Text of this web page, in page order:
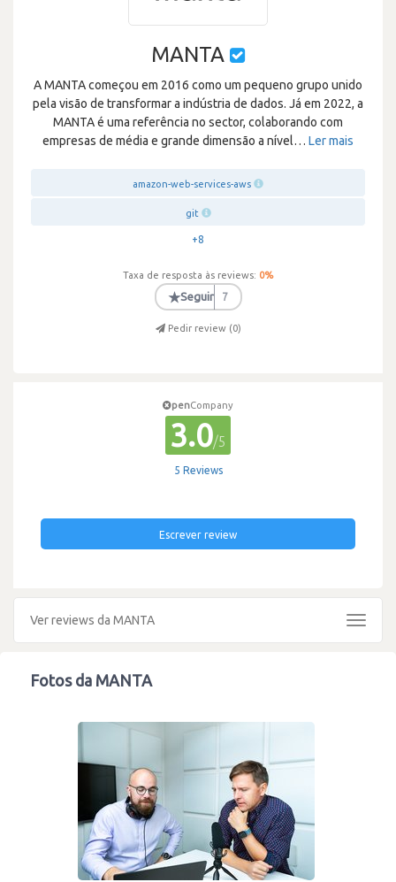
MANTA
A MANTA começou em 2016 como um pequeno grupo unido
pela visão de transformar a indústria de dados. Já em 2022, a
MANTA é uma referência no sector, colaborando com
empresas de média e grande dimensão a nível… Ler mais
amazon-web-services-aws
git
+8
Taxa de resposta às reviews: 0%
★Seguir 7
Pedir review (0)
penCompany
3.0/5
5 Reviews
Escrever review
Ver reviews da MANTA
Toggle
Fotos da MANTA